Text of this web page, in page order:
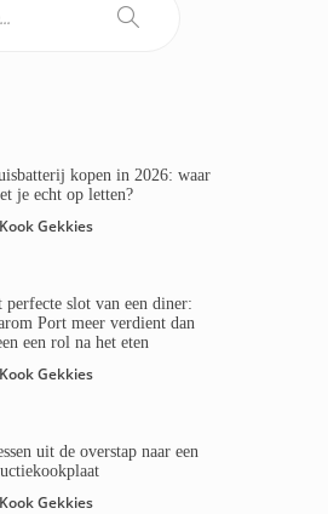
kopen in 2026: waar
je echt op letten?
Kook Gekkies
perfecte slot van een diner:
Port meer verdient dan
een rol na het eten
Kook Gekkies
uit de overstap naar een
Kook Gekkies